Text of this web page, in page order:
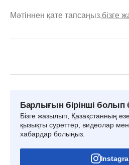
Мәтіннен қате тапсаңыз,бізге
Барлығын бірінші болып
Бізге жазылып, Қазақстанның
қызықты суреттер, видеолар
хабардар болыңыз.